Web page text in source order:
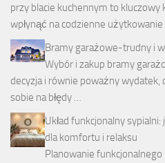
przy blacie kuchennym to kluczowy
wpłynąć na codzienne użytkowanie
Bramy garażowe-trudny i
Wybór i zakup bramy
decyzja i równie poważny
sobie na błędy …
Układ funkcjonalny
dla komfortu i relaksu
Planowanie